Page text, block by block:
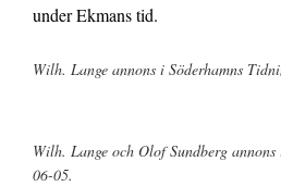
under Ekmans tid.
Wilh. Lange annons i Söderhamns
Wilh. Lange och Olof Sundberg
06-05.